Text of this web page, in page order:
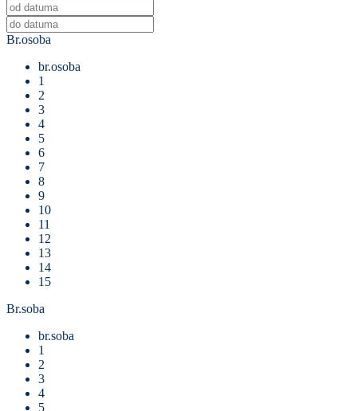
Br.osoba
br.osoba
1
2
3
4
5
6
7
8
9
10
11
12
13
14
15
Br.soba
br.soba
1
2
3
4
5